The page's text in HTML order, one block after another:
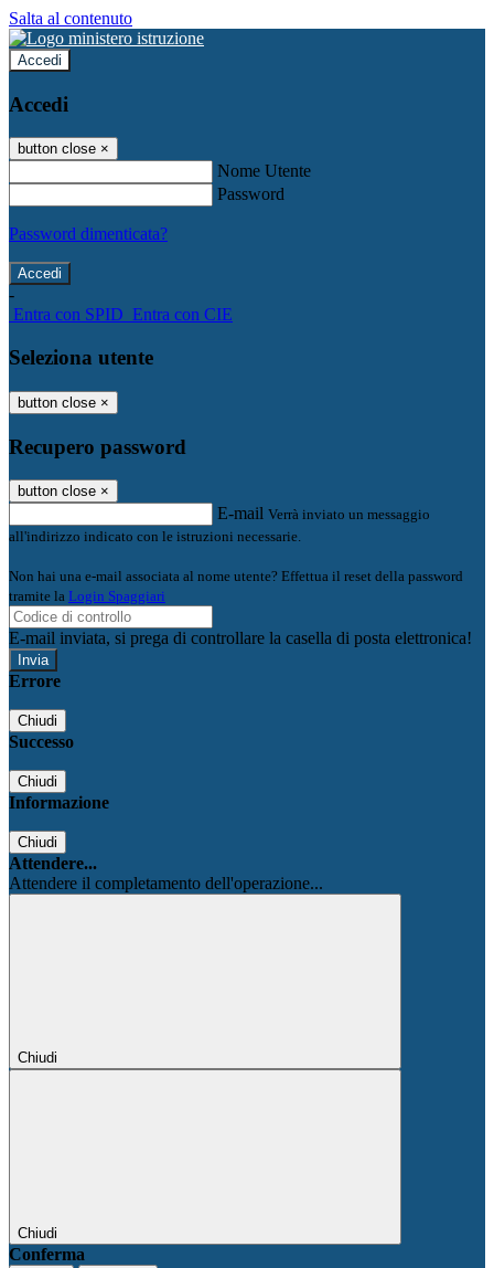
Salta al contenuto
Accedi
Accedi
button close ×
Nome Utente
Password
Password dimenticata?
-
Entra con SPID Entra con CIE
Seleziona utente
button close ×
Recupero password
button close ×
E-mail Verrà inviato un messaggio
all'indirizzo indicato con le istruzioni necessarie.
Non hai una e-mail associata al nome utente? Effettua il reset della password
tramite la Login Spaggiari
E-mail inviata, si prega di controllare la casella di posta elettronica!
Errore
Chiudi
Successo
Chiudi
Informazione
Chiudi
Attendere...
Attendere il completamento dell'operazione...
Chiudi
Chiudi
Conferma